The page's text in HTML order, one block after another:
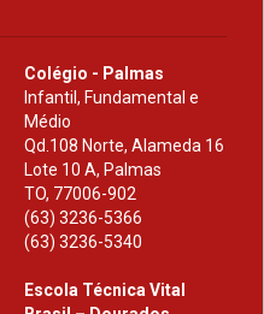
Colégio - Palmas
Infantil, Fundamental e
Médio
Qd.108 Norte, Alameda 16
Lote 10 A, Palmas
TO, 77006-902
(63) 3236-5366
(63) 3236-5340
Escola Técnica Vital